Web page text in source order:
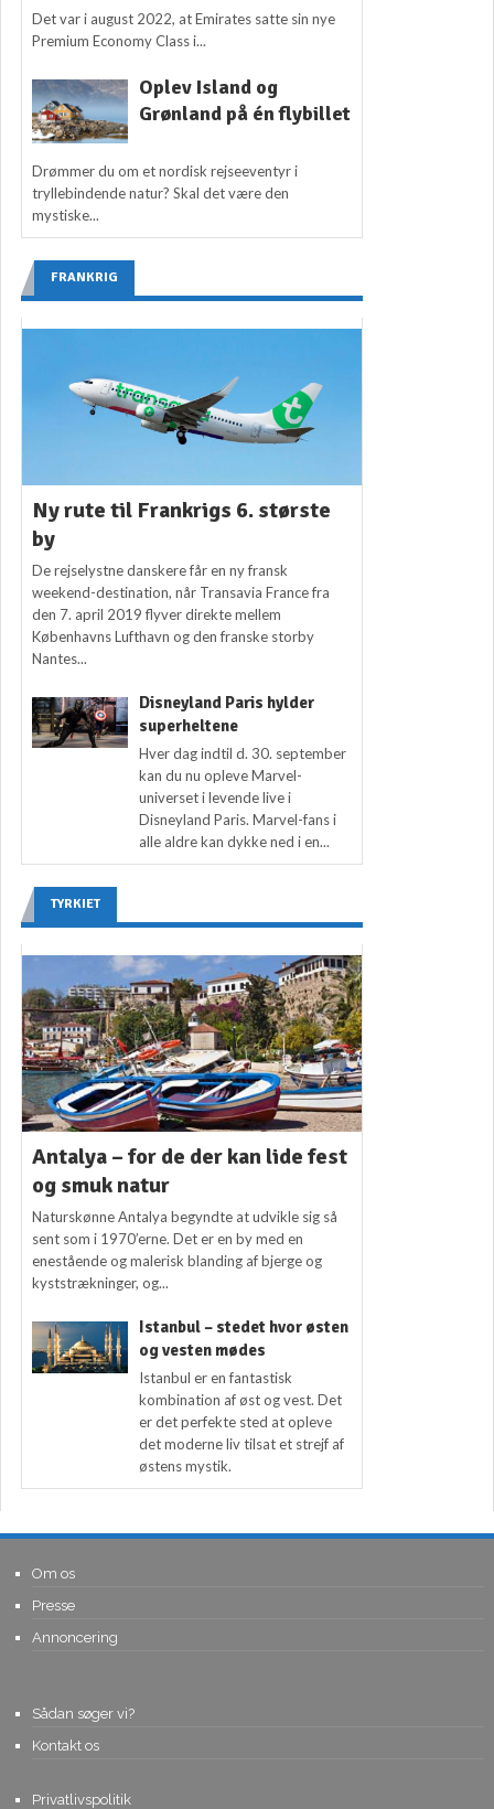
Det var i august 2022, at Emirates satte sin nye
Premium Economy Class i...
Oplev Island og
Grønland på én flybillet
Drømmer du om et nordisk rejseeventyr i
tryllebindende natur? Skal det være den
mystiske...
FRANKRIG
Ny rute til Frankrigs 6. største
by
De rejselystne danskere får en ny fransk
weekend-destination, når Transavia France fra
den 7. april 2019 flyver direkte mellem
Københavns Lufthavn og den franske storby
Nantes...
Disneyland Paris hylder
superheltene
Hver dag indtil d. 30. september
kan du nu opleve Marvel-
universet i levende live i
Disneyland Paris. Marvel-fans i
alle aldre kan dykke ned i en...
TYRKIET
Antalya – for de der kan lide fest
og smuk natur
Naturskønne Antalya begyndte at udvikle sig så
sent som i 1970’erne. Det er en by med en
enestående og malerisk blanding af bjerge og
kyststrækninger, og...
Istanbul – stedet hvor østen
og vesten mødes
Istanbul er en fantastisk
kombination af øst og vest. Det
er det perfekte sted at opleve
det moderne liv tilsat et strejf af
østens mystik.
Om os
Presse
Annoncering
Sådan søger vi?
Kontakt os
Privatlivspolitik